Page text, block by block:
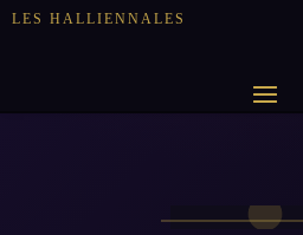
LES HALLIENNALES